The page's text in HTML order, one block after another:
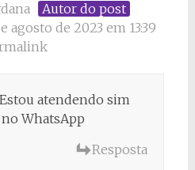
Autor do post
agosto de 2023 em 13:39
atendendo sim
WhatsApp
Resposta